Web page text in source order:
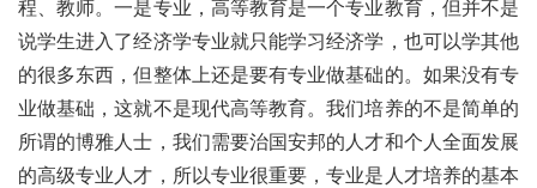
程、教师。一是专业，高等教育是一个专业教育，但并不是
说学生进入了经济学专业就只能学习经济学，也可以学其他
的很多东西，但整体上还是要有专业做基础的。如果没有专
业做基础，这就不是现代高等教育。我们培养的不是简单的
所谓的博雅人士，我们需要治国安邦的人才和个人全面发展
的高级专业人才，所以专业很重要，专业是人才培养的基本